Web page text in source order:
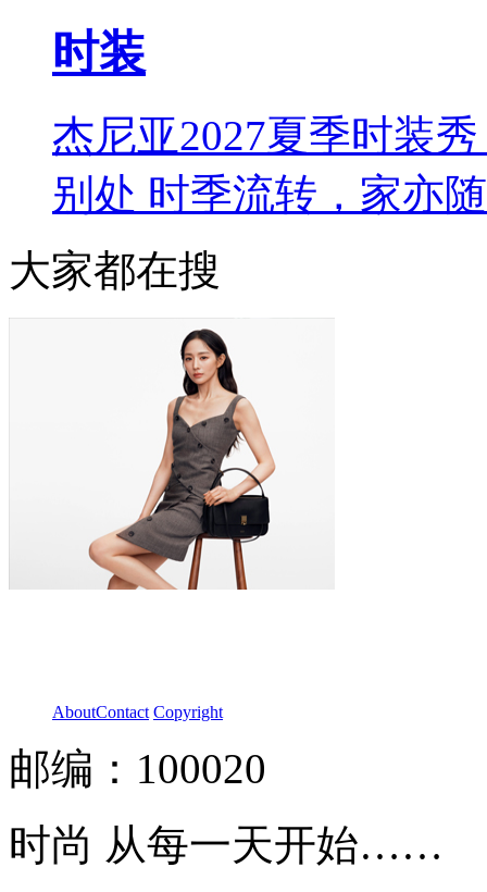
时装
杰尼亚2027夏季时装
别处 时季流转，家亦
大家都在搜
AboutContact Copyright
邮编：100020
时尚 从每一天开始……